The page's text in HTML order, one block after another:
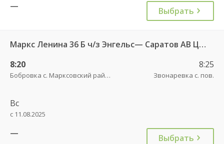
— Выбрать
Маркс Ленина 36 Б ч/з Энгельс— Саратов АВ Центральный (ул им Пугачева 179 А)
8:20
Бобровка с. Марксовский район пов.
8:25
Звонаревка с. пов.
Вс
с 11.08.2025
— Выбрать